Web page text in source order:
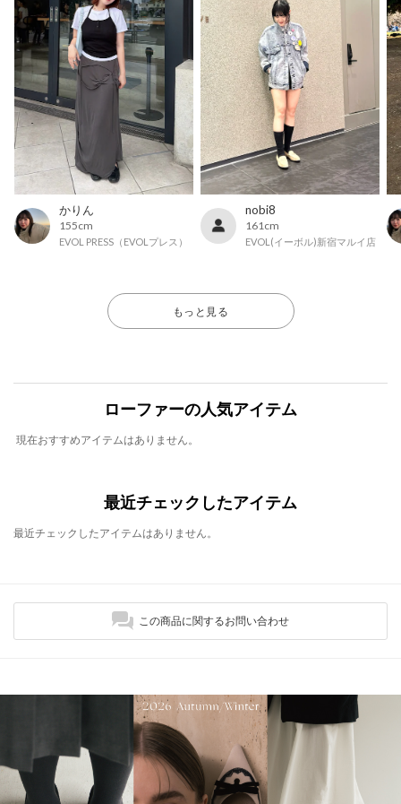
かりん
155cm
EVOL PRESS（EVOLプレス）
nobi8
161cm
EVOL(イーボル)新宿マルイ店
もっと見る
ローファーの人気アイテム
現在おすすめアイテムはありません。
最近チェックしたアイテム
最近チェックしたアイテムはありません。
この商品に関するお問い合わせ